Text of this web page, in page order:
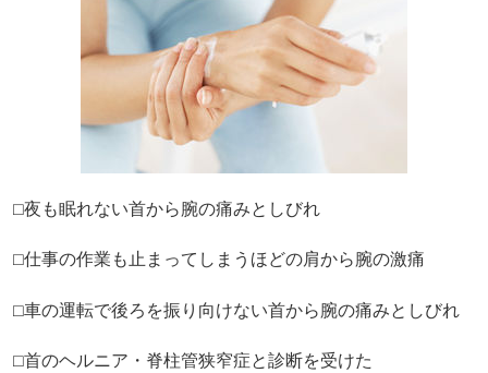
⬜︎夜も眠れない首から腕の痛みとしびれ
⬜︎仕事の作業も止まってしまうほどの肩から腕の激痛
⬜︎車の運転で後ろを振り向けない首から腕の痛みとしびれ
⬜︎首のヘルニア・脊柱管狭窄症と診断を受けた